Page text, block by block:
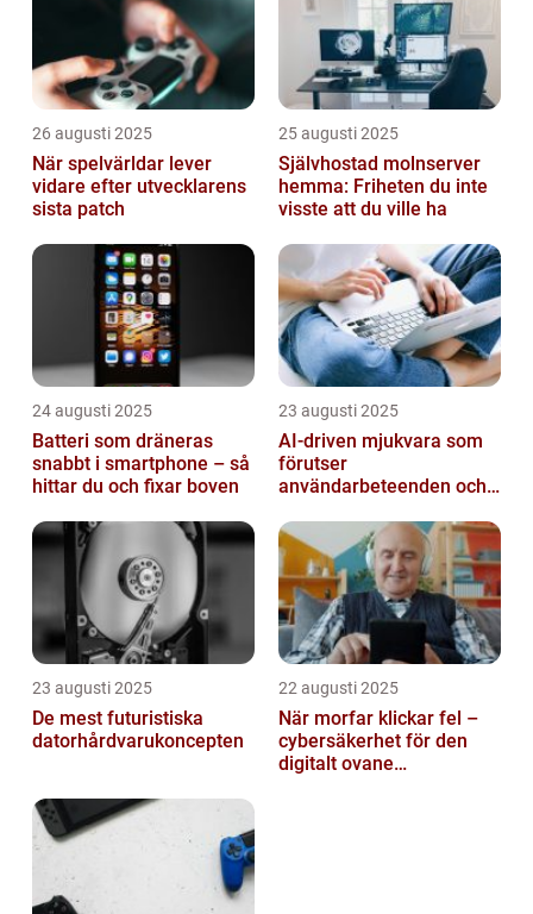
26 augusti 2025
När spelvärldar lever
vidare efter utvecklarens
sista patch
25 augusti 2025
Självhostad molnserver
hemma: Friheten du inte
visste att du ville ha
24 augusti 2025
Batteri som dräneras
snabbt i smartphone – så
hittar du och fixar boven
23 augusti 2025
AI-driven mjukvara som
förutser
användarbeteenden och
23 augusti 2025
De mest futuristiska
datorhårdvarukoncepten
22 augusti 2025
När morfar klickar fel –
cybersäkerhet för den
digitalt ovane